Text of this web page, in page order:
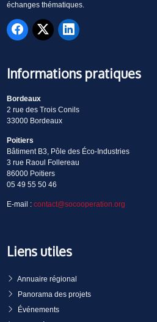
échanges thématiques.
Informations pratiques
Bordeaux
2 rue des Trois Conils
33000 Bordeaux
Poitiers
Bâtiment B3, Pôle des Éco-Industries
3 rue Raoul Follereau
86000 Poitiers
05 49 55 50 46
E-mail : contact@socooperation.org
Liens utiles
Annuaire régional
Panorama des projets
Événements